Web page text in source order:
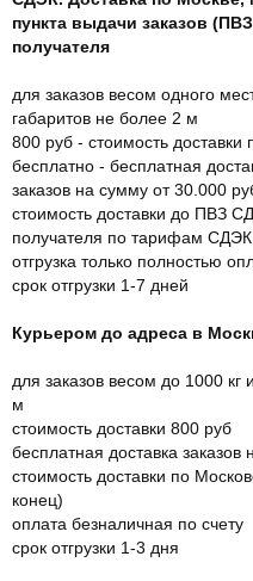
пункта выдачи заказов
получателя
для заказов весом одного
габаритов не более 2 м
800 руб - стоимость
бесплатно - бесплатная
заказов на сумму от 30.000
стоимость доставки до ПВЗ
получателя по тарифам СДЭК
отгрузка только полностью
срок отгрузки 1-7 дней
Курьером до адреса в
для заказов весом до 1000
м
стоимость доставки 800 руб
бесплатная доставка
стоимость доставки по
конец)
оплата безналичная по счету
срок отгрузки 1-3 дня